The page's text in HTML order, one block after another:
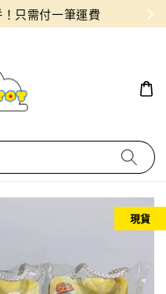
只需付一筆運費
現貨